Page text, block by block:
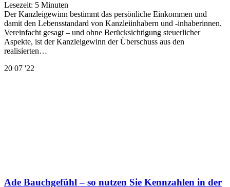
Lesezeit: 5 Minuten
Der Kanzleigewinn bestimmt das persönliche Einkommen und
damit den Lebensstandard von Kanzleiinhabern und -inhaberinnen.
Vereinfacht gesagt – und ohne Berücksichtigung steuerlicher
Aspekte, ist der Kanzleigewinn der Überschuss aus den
realisierten…
20 07 '22
Ade Bauchgefühl – so nutzen Sie Kennzahlen in der